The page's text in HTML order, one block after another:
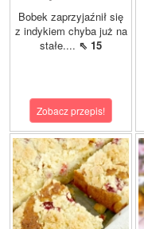
Bobek zaprzyjaźnił się
z indykiem chyba już na
stałe.... ⇖ 15
Zobacz przepis!